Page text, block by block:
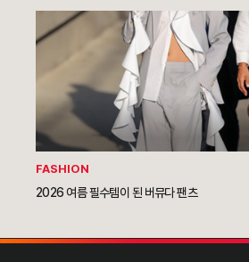
FASHION
2026 여름 필수템이 된 버뮤다 팬츠